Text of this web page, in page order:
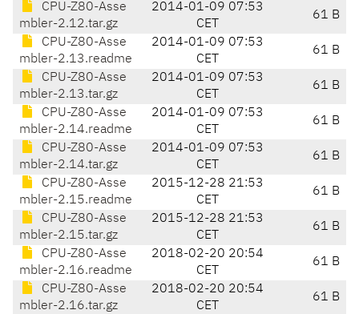
CPU-Z80-Asse
mbler-2.12.tar.gz
2014-01-09 07:53
CET
61 B
CPU-Z80-Asse
mbler-2.13.readme
2014-01-09 07:53
CET
61 B
CPU-Z80-Asse
mbler-2.13.tar.gz
2014-01-09 07:53
CET
61 B
CPU-Z80-Asse
mbler-2.14.readme
2014-01-09 07:53
CET
61 B
CPU-Z80-Asse
mbler-2.14.tar.gz
2014-01-09 07:53
CET
61 B
CPU-Z80-Asse
mbler-2.15.readme
2015-12-28 21:53
CET
61 B
CPU-Z80-Asse
mbler-2.15.tar.gz
2015-12-28 21:53
CET
61 B
CPU-Z80-Asse
mbler-2.16.readme
2018-02-20 20:54
CET
61 B
CPU-Z80-Asse
mbler-2.16.tar.gz
2018-02-20 20:54
CET
61 B